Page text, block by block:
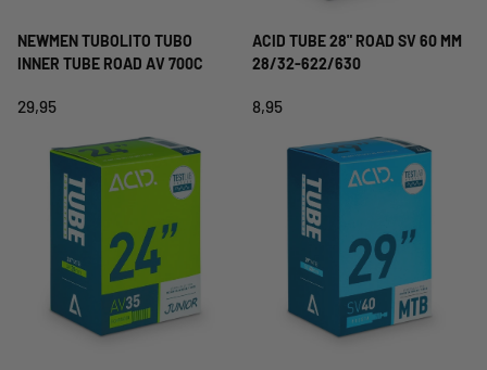
NEWMEN TUBOLITO TUBO
INNER TUBE ROAD AV 700C
29,95
ACID TUBE 28" ROAD SV 60 MM
28/32-622/630
8,95